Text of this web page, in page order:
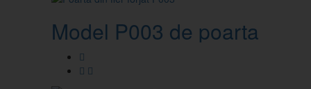
Model P003 de poarta din